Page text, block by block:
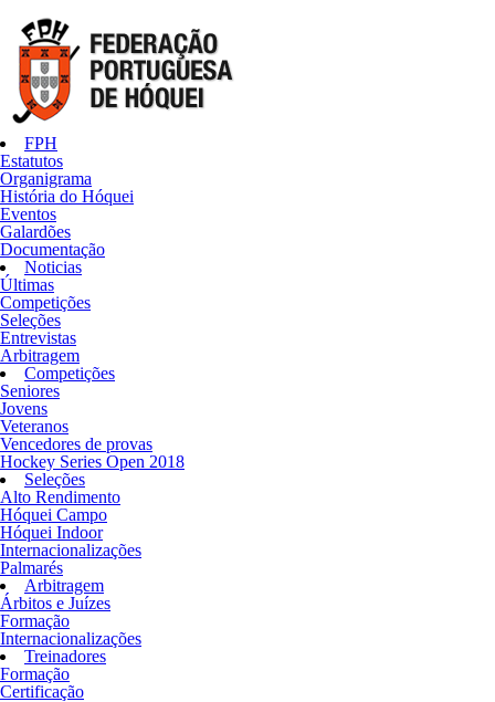
FPH
Estatutos
Organigrama
História do Hóquei
Eventos
Galardões
Documentação
Noticias
Últimas
Competições
Seleções
Entrevistas
Arbitragem
Competições
Seniores
Jovens
Veteranos
Vencedores de provas
Hockey Series Open 2018
Seleções
Alto Rendimento
Hóquei Campo
Hóquei Indoor
Internacionalizações
Palmarés
Arbitragem
Árbitos e Juízes
Formação
Internacionalizações
Treinadores
Formação
Certificação